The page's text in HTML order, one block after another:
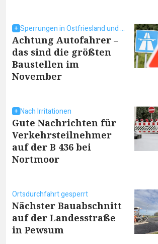
Sperrungen in Ostfriesland und umzu
Achtung Autofahrer –
das sind die größten
Baustellen im
November
Nach Irritationen
Gute Nachrichten für
Verkehrsteilnehmer
auf der B 436 bei
Nortmoor
Ortsdurchfahrt gesperrt
Nächster Bauabschnitt
auf der Landesstraße
in Pewsum